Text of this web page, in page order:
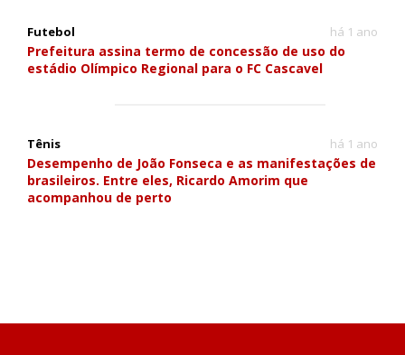
Futebol há 1 ano
Prefeitura assina termo de concessão de uso do
estádio Olímpico Regional para o FC Cascavel
Tênis há 1 ano
Desempenho de João Fonseca e as manifestações de
brasileiros. Entre eles, Ricardo Amorim que
acompanhou de perto